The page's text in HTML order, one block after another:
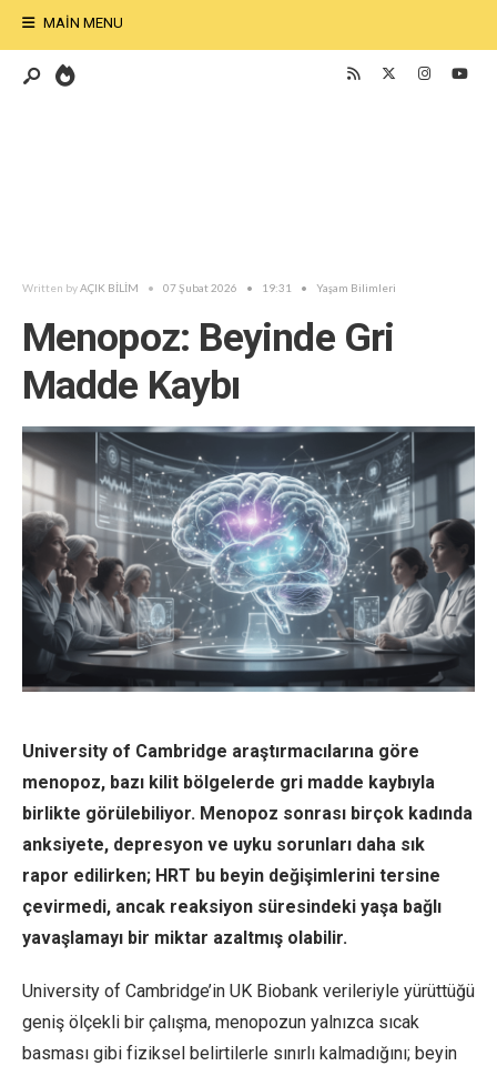
MAIN MENU
Written byAÇIK BİLİM • 07 Şubat 2026 • 19:31 • Yaşam Bilimleri
Menopoz: Beyinde Gri
Madde Kaybı
University of Cambridge araştırmacılarına göre
menopoz, bazı kilit bölgelerde gri madde kaybıyla
birlikte görülebiliyor. Menopoz sonrası birçok kadında
anksiyete, depresyon ve uyku sorunları daha sık
rapor edilirken; HRT bu beyin değişimlerini tersine
çevirmedi, ancak reaksiyon süresindeki yaşa bağlı
yavaşlamayı bir miktar azaltmış olabilir.
University of Cambridge’in UK Biobank verileriyle yürüttüğü
geniş ölçekli bir çalışma, menopozun yalnızca sıcak
basması gibi fiziksel belirtilerle sınırlı kalmadığını; beyin